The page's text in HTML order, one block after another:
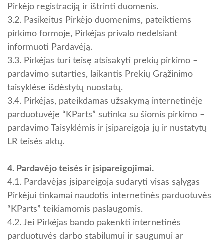
Pirkėjo registraciją ir ištrinti duomenis.
3.2. Pasikeitus Pirkėjo duomenims, pateiktiems
pirkimo formoje, Pirkėjas privalo nedelsiant
informuoti Pardavėją.
3.3. Pirkėjas turi teisę atsisakyti prekių pirkimo –
pardavimo sutarties, laikantis Prekių Grąžinimo
taisyklėse išdėstytų nuostatų.
3.4. Pirkėjas, pateikdamas užsakymą internetinėje
parduotuvėje “KParts” sutinka su šiomis pirkimo –
pardavimo Taisyklėmis ir įsipareigoja jų ir nustatytų
LR teisės aktų.
4. Pardavėjo teisės ir įsipareigojimai.
4.1. Pardavėjas įsipareigoja sudaryti visas sąlygas
Pirkėjui tinkamai naudotis internetinės parduotuvės
“KParts” teikiamomis paslaugomis.
4.2. Jei Pirkėjas bando pakenkti internetinės
parduotuvės darbo stabilumui ir saugumui ar